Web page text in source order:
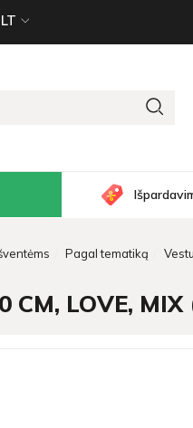
Pagal tematiką
CM, LOVE,